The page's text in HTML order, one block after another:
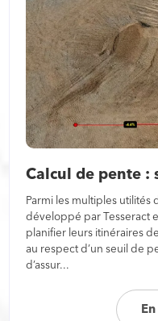
Calcul de pente
Parmi les multiples utilités
développé par Tesseract
planifier leurs itinéraires
au respect d’un seuil de
d’assur...